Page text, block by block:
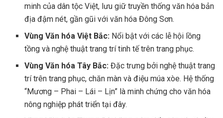
minh của dân tộc Việt, lưu giữ truyền thống văn hóa bản
địa đậm nét, gần gũi với văn hóa Đông Sơn.
Vùng Văn hóa Việt Bắc: Nổi bật với các lễ hội lồng
tồng và nghệ thuật trang trí tinh tế trên trang phục.
Vùng Văn hóa Tây Bắc: Đặc trưng bởi nghệ thuật trang
trí trên trang phục, chăn màn và điệu múa xòe. Hệ thống
“Mương – Phai – Lái – Lịn” là minh chứng cho văn hóa
nông nghiệp phát triển tại đây.